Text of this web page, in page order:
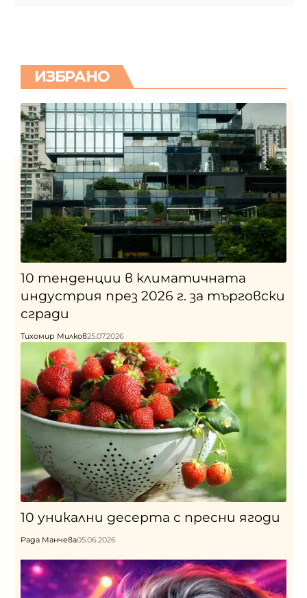
ИЗБРАНО
10 тенденции в климатичната
индустрия през 2026 г. за търговски
сгради
Тихомир Милков25.07.2026
10 уникални десерта с пресни ягоди
Рада Манчева05.06.2026